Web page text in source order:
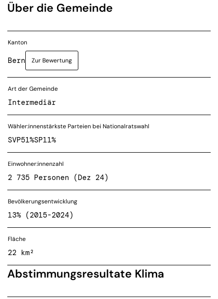
Über die Gemeinde
Kanton
Bern Zur Bewertung
Art der Gemeinde
Intermediär
Wähler:innenstärkste Parteien bei Nationalratswahl
SVP51%SP11%
Einwohner:innenzahl
2 735 Personen (Dez 24)
Bevölkerungsentwicklung
13% (2015-2024)
Fläche
22 km²
Abstimmungsresultate Klima